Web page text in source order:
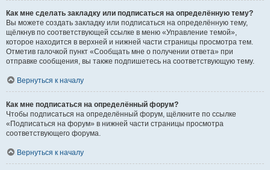
Как мне сделать закладку или подписаться на определённую тему?
Вы можете создать закладку или подписаться на определённую тему,
щёлкнув по соответствующей ссылке в меню «Управление темой»,
которое находится в верхней и нижней части страницы просмотра тем.
Отметив галочкой пункт «Сообщать мне о получении ответа» при
отправке сообщения, вы также подпишетесь на соответствующую тему.
Вернуться к началу
Как мне подписаться на определённый форум?
Чтобы подписаться на определённый форум, щёлкните по ссылке
«Подписаться на форум» в нижней части страницы просмотра
соответствующего форума.
Вернуться к началу